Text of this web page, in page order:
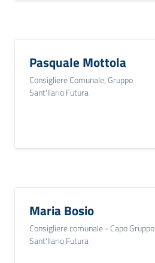
Pasquale Mottola
Consigliere Comunale, Gruppo
Sant'Ilario Futura
Maria Bosio
Consigliere comunale - Capo Gruppo
Sant'Ilario Futura